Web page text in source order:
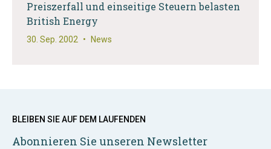
Preiszerfall und einseitige Steuern belasten
British Energy
30. Sep. 2002 • News
BLEIBEN SIE AUF DEM LAUFENDEN
Abonnieren Sie unseren Newsletter